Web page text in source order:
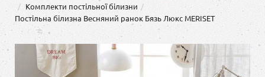
Комплекти постільної білизни
Постільна білизна Весняний ранок Бязь Люкс MERISET